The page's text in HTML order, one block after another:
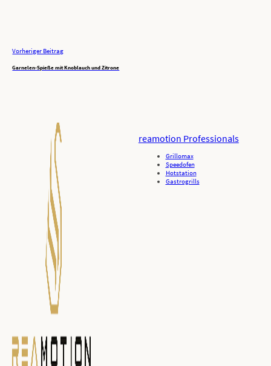
Vorheriger Beitrag
Garnelen-Spieße mit Knoblauch und Zitrone
reamotion Professionals
Grillomax
Speedofen
Hotstation
Gastrogrills